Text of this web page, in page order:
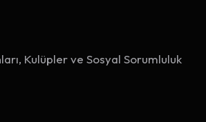
Kulüpler ve Sosyal Sorumluluk